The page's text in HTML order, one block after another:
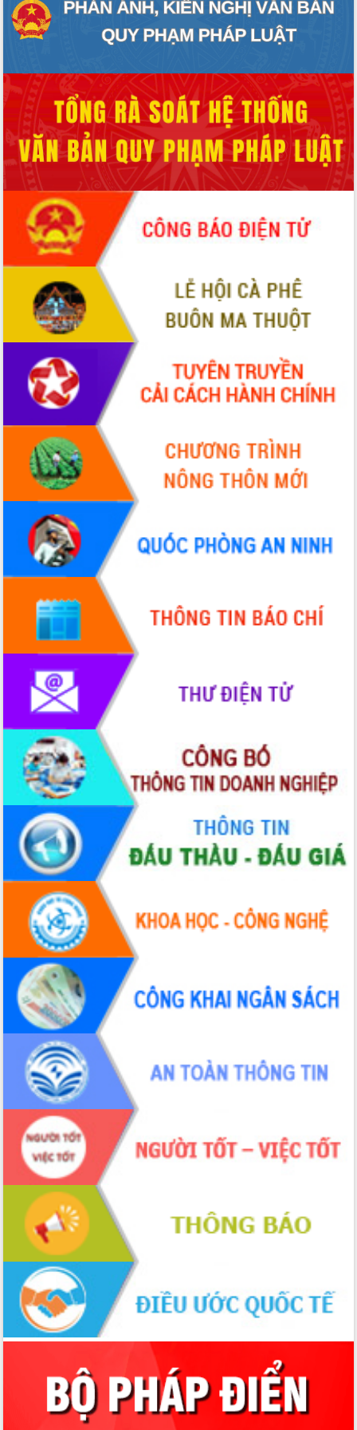
món ăn từ sầu riêng
Đắk Lắk công bố Quy hoạch và xúc
tiến đầu tư tỉnh
ứng để giữ vững thị trường xuất khẩu
Diễn đàn Kinh tế tư nhân Việt Nam đột
phá cơ chế - Hợp tác công tư
Đề án 06 tạo bước ngoặt đột phá trong
cải cách hành chính tỉnh Đắk Lắk
Kết nối tour, đẩy mạnh chuyển đổi số
để phát triển du lịch Đắk Lắk
Khởi động Dự án Đầu tư xây dựng hạ
tầng kỹ thuật Cụm công nghiệp Tân
Tiến
Gặp mặt các cơ quan báo chí nhân Kỷ
niệm 101 năm Ngày Báo chí Cách
mạng Việt Nam
Đắk Lắk sơ kết 4 năm triển khai thực
hiện Đề án 06 của Chính phủ
Họp báo thông tin về Hội nghị Công bố
Quy hoạch và Xúc tiến đầu tư tỉnh Đắk
Lắk
Khơi thông điểm nghẽn, đẩy nhanh
giải ngân vốn khắc phục thiên tai
HĐND tỉnh thông qua điều chỉnh Quy
hoạch tỉnh thời kỳ 2021-2030
Hội thảo góp ý hồ sơ điều chỉnh quy
hoạch tỉnh Đắk Lắk thời kỳ 2021-2030,
tầm nhìn đến năm 2050
Nâng cao hiệu quả hoạt động của các
doanh nghiệp nhà nước
Hội nghị triển khai kết nối mạng
truyền số liệu chuyên dùng phục vụ cơ
quan Đảng, Nhà nước
Lễ phát động chuỗi hoạt động chung
tay làm sạch môi trường
Xã Ea Kar bước chuyển mình trong
công tác cải cách hành chính mô hình
UBND tỉnh họp báo định kỳ tháng 4
năm 2026
Hội thảo khoa học “Giải pháp thúc đẩy
phát triển nền kinh tế xanh tại tỉnh
Đắk Lắk”
Tăng cường giám sát, đôn đốc thực
hiện nhiệm vụ quản lý tài sản công
hàng tuần
Tháo gỡ những vướng mắc, đẩy mạnh
công tác cải cách thủ tục hành chính
tại Trung tâm Phục vụ hành chính
công tỉnh
Đắk Lắk: Tôn vinh 46 giải pháp tại Hội
thi Sáng tạo Kỹ thuật 2024 - 2025
Đắk Lắk rà soát, điều chỉnh Đề án 190
về phát triển nuôi trồng thủy sản
Phó Chủ tịch UBND tỉnh Đắk Lắk
Trương Công Thái kiểm tra thực địa
Dự án cao tốc Khánh Hòa - Buôn Ma
Thuột
Định vị cà phê Việt Nam như một “di
sản sống” trong dòng chảy toàn cầu
Xây dựng nông thôn mới: Nâng cao đời
sống người dân từ những mô hình thiết
thực
Quyết liệt tháo gỡ vướng mắc, đẩy
nhanh tiến độ các dự án trọng điểm
trong Khu kinh tế Nam Phú Yên
Hòn Yến phát triển du lịch gắn với bảo
tồn biển
Lấy ý kiến điều chỉnh Quy hoạch tỉnh
Đắk Lắk thời kỳ 2021-2030, tầm nhìn
đến năm 2050
Phát động chiến dịch 30 ngày đêm
giải phóng mặt bằng Tuyến đường bộ
ven biển
Đắk Lắk nỗ lực thúc đẩy tăng trưởng
kinh tế từ 10% trở lên trong Quý
Đắk Lắk ký kết thỏa thuận hợp tác về
chuyển đổi số giai đoạn 2026 – 2030
với Tập đoàn Bưu chính Viễn thông
Việt Nam